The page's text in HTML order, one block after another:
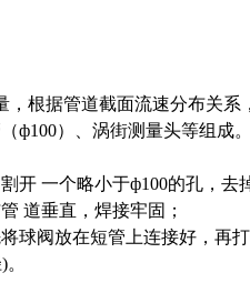
根据管道截面流速分布关系
ф100）、涡街测量头等组成。
开 一个略小于ф100的孔，去
道垂直，焊接牢固；
球阀放在短管上连接好，再